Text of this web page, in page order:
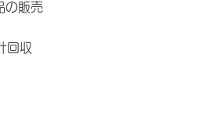
の販売
回収